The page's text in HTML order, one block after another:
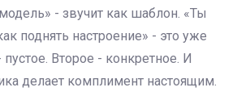
- звучит как шаблон. «Ты
поднять настроение» - это уже
Второе - конкретное. И
делает комплимент настоящим.